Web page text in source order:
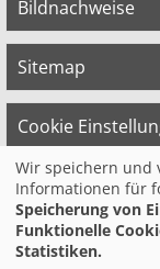
Bildnachweise
Sitemap
Cookie
© 2026
Niedersachsen
Wir speichern und
Informationen für
Speicherung von
Funktionelle
Statistiken.